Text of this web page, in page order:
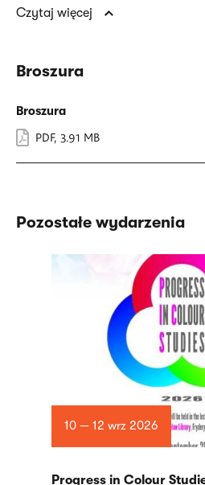
Czytaj więcej
Broszura
Broszura
PDF, 3.91 MB
Pozostałe wydarzenia
10 — 12 wrz 2026
Progress in Colour